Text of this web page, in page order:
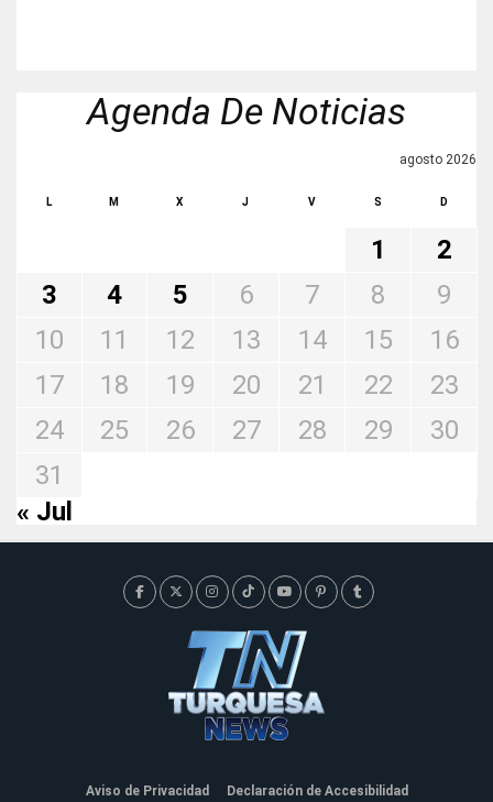
Agenda De Noticias
agosto 2026
L M X J V S D
1
2
3
4 5 6 7 8
9
10
11 12 13 14 15
16
17
18 19 20 21 22
23
24
25 26 27 28 29
30
31
« Jul
Aviso de Privacidad Declaración de Accesibilidad